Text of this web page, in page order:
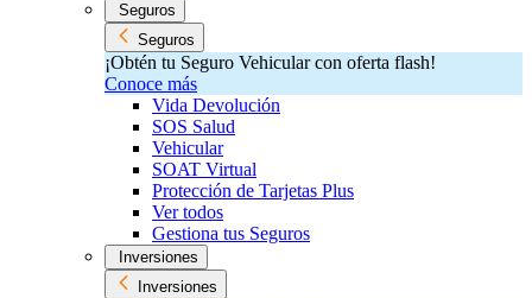
Seguros
Seguros
¡Obtén tu Seguro Vehicular con oferta flash!
Conoce más
Vida Devolución
SOS Salud
Vehicular
SOAT Virtual
Protección de Tarjetas Plus
Ver todos
Gestiona tus Seguros
Inversiones
Inversiones